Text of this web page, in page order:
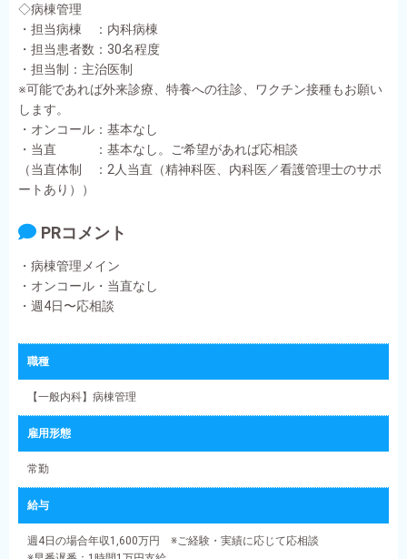
◇病棟管理
・担当病棟 ：内科病棟
・担当患者数：30名程度
・担当制：主治医制
※可能であれば外来診療、特養への往診、ワクチン接種もお願い
します。
・オンコール：基本なし
・当直 ：基本なし。ご希望があれば応相談
（当直体制 ：2人当直（精神科医、内科医／看護管理士のサポ
ートあり））
PRコメント
・病棟管理メイン
・オンコール・当直なし
・週4日〜応相談
職種
【一般内科】病棟管理
雇用形態
常勤
給与
週4日の場合年収1,600万円 ※ご経験・実績に応じて応相談